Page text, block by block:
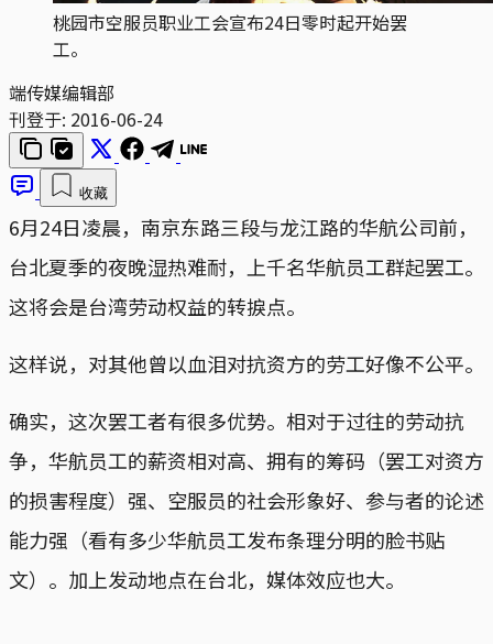
桃园市空服员职业工会宣布24日零时起开始罢
工。
端传媒编辑部
刊登于: 2016-06-24
收藏
6月24日凌晨，南京东路三段与龙江路的华航公司前，
台北夏季的夜晚湿热难耐，上千名华航员工群起罢工。
这将会是台湾劳动权益的转捩点。
这样说，对其他曾以血泪对抗资方的劳工好像不公平。
确实，这次罢工者有很多优势。相对于过往的劳动抗
争，华航员工的薪资相对高、拥有的筹码（罢工对资方
的损害程度）强、空服员的社会形象好、参与者的论述
能力强（看有多少华航员工发布条理分明的脸书贴
文）。加上发动地点在台北，媒体效应也大。